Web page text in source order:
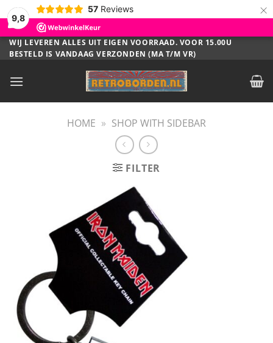
9,8
57 Reviews ×
Ga
naar
WIJ LEVEREN ALLES UIT EIGEN VOORRAAD. VOOR 15.00U
BESTELD IS VANDAAG VERZONDEN (MA T/M VR)
HOME » SHOP WITH SIDEBAR
FILTER